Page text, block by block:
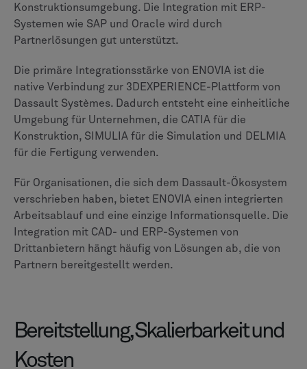
Teamcenter gehören die Robustheit, Stabilität und die
starken Integrationsmöglichkeiten. Für ENOVIA loben
die Anwender die tiefe Integration mit CAD-Tools wie
für spezifische Aufgaben. Beide Plattformen haben
einen starken Kundenstamm in der Automobil- und
Luftfahrtindustrie.
Auswahl nach Ihren
Bedürfnissen: Szenarien
Die Entscheidung, die Plattform zu wechseln, ist
wichtig, und das spezifische Profil und die
Für große Unternehmen, die Wert auf eine tiefgreifende
Fertigungsintegration und robuste Multi-CAD-